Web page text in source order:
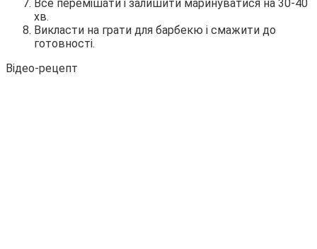
Все перемішати і залишити маринуватися на 30-40
хв.
Викласти на грати для барбекю і смажити до
готовності.
Відео-рецепт